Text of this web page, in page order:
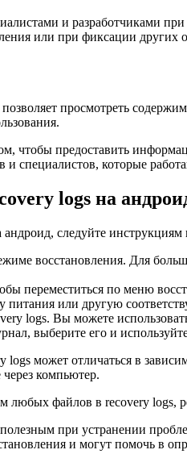
и разработчиками
или при фиксации
просмотреть
чтобы предоставить
специалистов, которые
logs на
следуйте инструкциям
восстановления. Для
переместиться по меню
или другую
logs. Вы можете
выберите его и
может отличаться в
компьютер.
любых файлов в recovery logs,
при устранении
и могут помочь в